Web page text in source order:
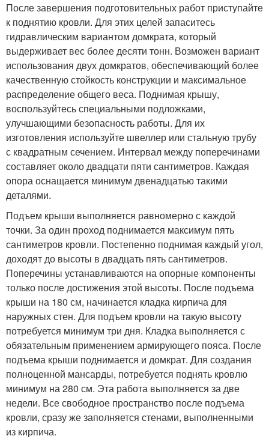
После завершения подготовительных работ приступайте
к поднятию кровли. Для этих целей запаситесь
гидравлическим вариантом домкрата, который
выдерживает вес более десяти тонн. Возможен вариант
использования двух домкратов, обеспечивающий более
качественную стойкость конструкции и максимальное
распределение общего веса. Поднимая крышу,
воспользуйтесь специальными подложками,
улучшающими безопасность работы. Для их
изготовления используйте швеллер или стальную трубу
с квадратным сечением. Интервал между поперечинами
составляет около двадцати пяти сантиметров. Каждая
опора оснащается минимум двенадцатью такими
деталями.
Подъем крыши выполняется равномерно с каждой
точки. За один проход поднимается максимум пять
сантиметров кровли. Постепенно поднимая каждый угол,
доходят до высоты в двадцать пять сантиметров.
Поперечины устанавливаются на опорные компоненты
только после достижения этой высоты. После подъема
крыши на 180 см, начинается кладка кирпича для
наружных стен. Для подъем кровли на такую высоту
потребуется минимум три дня. Кладка выполняется с
обязательным применением армирующего пояса. После
подъема крыши поднимается и домкрат. Для создания
полноценной мансарды, потребуется поднять кровлю
минимум на 280 см. Эта работа выполняется за две
недели. Все свободное пространство после подъема
кровли, сразу же заполняется стенами, выполненными
из кирпича.